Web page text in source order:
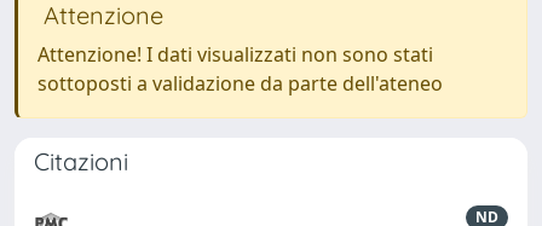
Attenzione
Attenzione! I dati visualizzati non sono stati
sottoposti a validazione da parte dell'ateneo
Citazioni
ND